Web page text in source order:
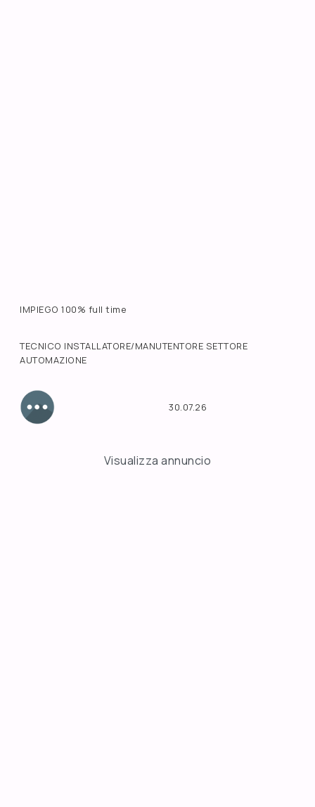
IMPIEGO 100% full time
TECNICO INSTALLATORE/MANUTENTORE SETTORE
AUTOMAZIONE
30.07.26
Visualizza annuncio